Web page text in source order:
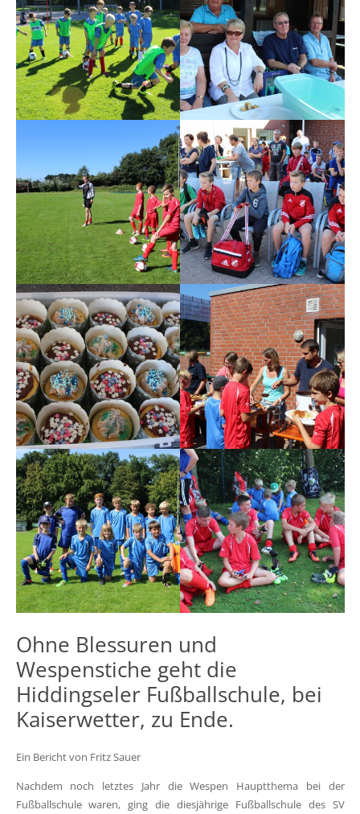
Ohne Blessuren und
Wespenstiche geht die
Hiddingseler Fußballschule, bei
Kaiserwetter, zu Ende.
Ein Bericht von Fritz Sauer
Nachdem noch letztes Jahr die Wespen Hauptthema bei der
Fußballschule waren, ging die diesjährige Fußballschule des SV